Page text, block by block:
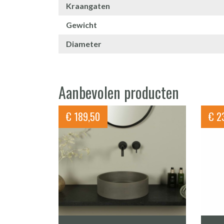
Kraangaten
Gewicht
Diameter
Aanbevolen producten
€ 189,50 €